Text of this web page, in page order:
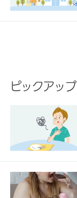
ピックアップ